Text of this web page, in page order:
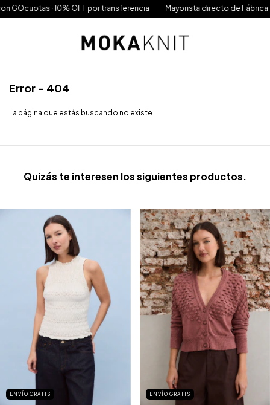
· 10% OFF por transferencia Mayorista directo de Fábrica ·
Error - 404
La página que estás buscando no existe.
Quizás te interesen los siguientes productos.
ENVÍO GRATIS ENVÍO GRATIS